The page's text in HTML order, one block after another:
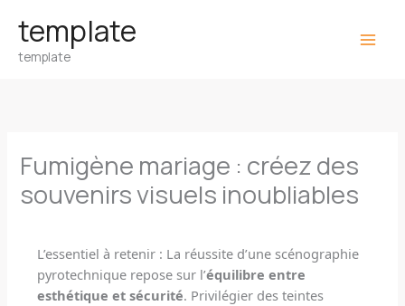
contenu
template
template
Fumigène mariage : créez des
souvenirs visuels inoubliables
L’essentiel à retenir : La réussite d’une scénographie
pyrotechnique repose sur l’équilibre entre
esthétique et sécurité. Privilégier des teintes